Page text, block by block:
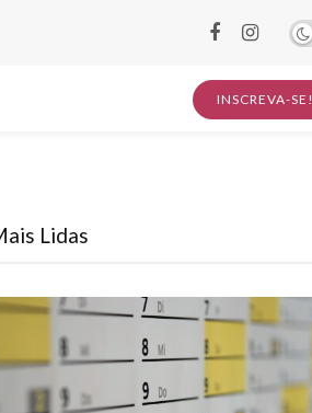
INSCREVA-SE!
Lidas